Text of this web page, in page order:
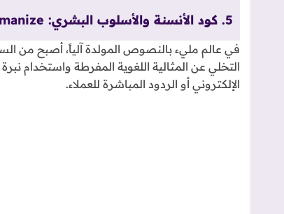
5. كود الأنسنة والأسلوب البشري: Humanize
في عالم مليء بالنصوص المولدة آلياً، أصبح من
التخلي عن المثالية اللغوية المفرطة واستخدام
الإلكتروني أو الردود المباشرة للعملاء.